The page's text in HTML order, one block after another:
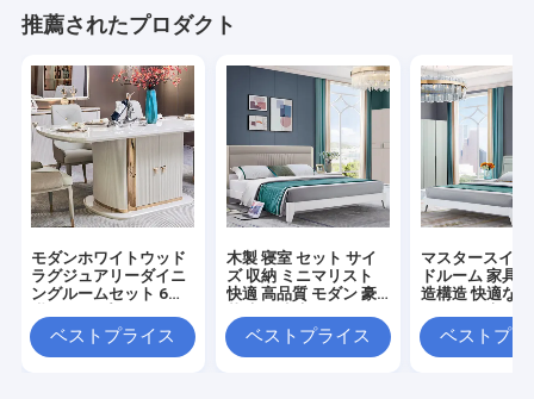
推薦されたプロダクト
モダンホワイトウッド
ラグジュアリーダイニ
ングルームセット 6人
ムファニチャーストレ
ージ ラージウッドダイ
ベストプライス
木製 寝室 セット サイ
ズ 収納 ミニマリスト
快適 高品質 モダン 豪
ベストプライス
マスタースイー
ドルーム 家具
造構造 快適な
現代のベッドル
ベストプラ